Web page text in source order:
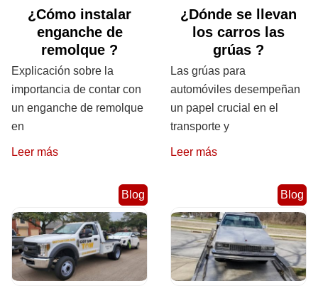
¿Cómo instalar
enganche de
remolque ?
Explicación sobre la
importancia de contar con
un enganche de remolque
en
Leer más
¿Dónde se llevan
los carros las
grúas ?
Las grúas para
automóviles desempeñan
un papel crucial en el
transporte y
Leer más
Blog Blog